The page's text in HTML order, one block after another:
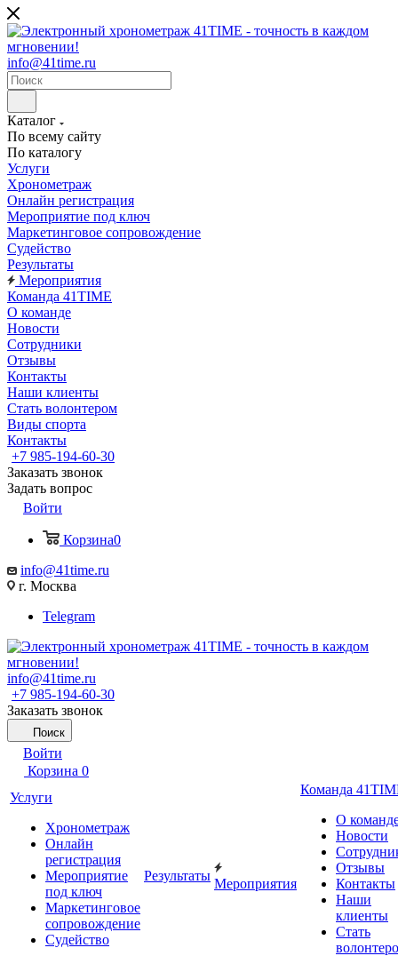
info@41time.ru
Каталог
По всему сайту
По каталогу
Услуги
Хронометраж
Онлайн регистрация
Мероприятие под ключ
Маркетинговое сопровождение
Судейство
Результаты
Мероприятия
Команда 41TIME
О команде
Новости
Сотрудники
Отзывы
Контакты
Наши клиенты
Стать волонтером
Виды спорта
Контакты
+7 985-194-60-30
Заказать звонок
Задать вопрос
Войти
Корзина0
info@41time.ru
г. Москва
Telegram
info@41time.ru
+7 985-194-60-30
Заказать звонок
Поиск
Войти
Корзина 0
Услуги
Хронометраж
Онлайн
регистрация
Мероприятие
под ключ
Маркетинговое
сопровождение
Судейство
Результаты
Мероприятия
Команда
О
Новости
Отзывы
Контакты
Наши
клиенты
Стать